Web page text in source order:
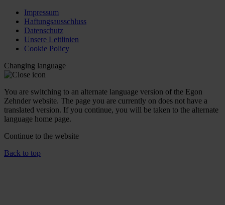
Impressum
Haftungsausschluss
Datenschutz
Unsere Leitlinien
Cookie Policy
Changing language
You are switching to an alternate language version of the Egon
Zehnder website. The page you are currently on does not have a
translated version. If you continue, you will be taken to the alternate
language home page.
Continue to the website
Back to top